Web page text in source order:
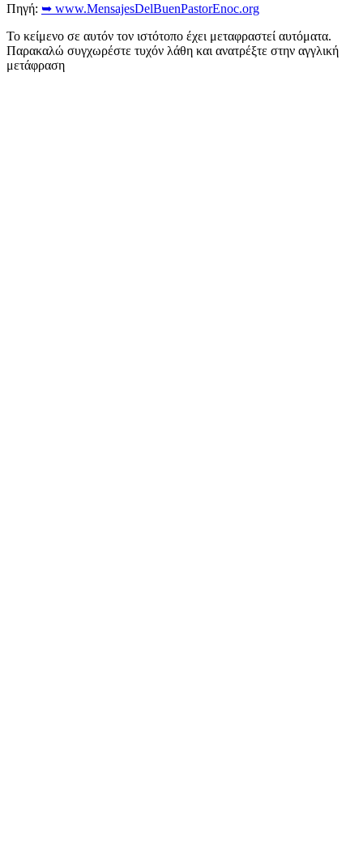
Πηγή: ➥ www.MensajesDelBuenPastorEnoc.org
Το κείμενο σε αυτόν τον ιστότοπο έχει μεταφραστεί αυτόματα.
Παρακαλώ συγχωρέστε τυχόν λάθη και ανατρέξτε στην αγγλική
μετάφραση